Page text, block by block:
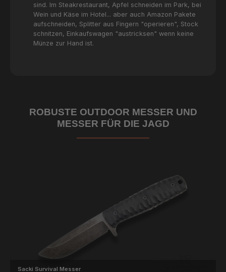
sind. Im Steakrestaurant, Apfel schneiden im Park, bei
Wein und Käse im Hotel... aber auch Amazon Pakete
aufschneiden, Splitter aus Fingern "operieren", Stock
schnitzen, Einkaufswagen "austricksen" wenn keine
Münze zur Hand ist.
ROBUSTE OUTDOOR MESSER UND
MESSER FÜR DIE JAGD
Sacki Survival Messer